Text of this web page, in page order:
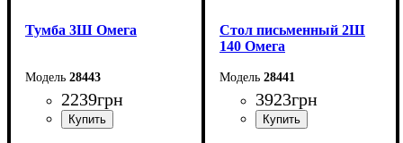
Тумба 3Ш Омега
28443
2239грн
Стол письменный 2Ш
140 Омега
28441
3923грн